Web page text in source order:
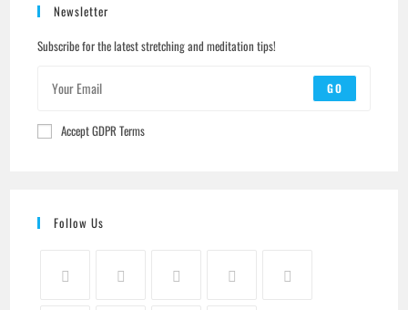
Newsletter
Subscribe for the latest stretching and meditation tips!
GO
Accept GDPR Terms
Follow Us